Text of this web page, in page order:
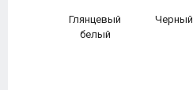
Глянцевый
белый
Черный